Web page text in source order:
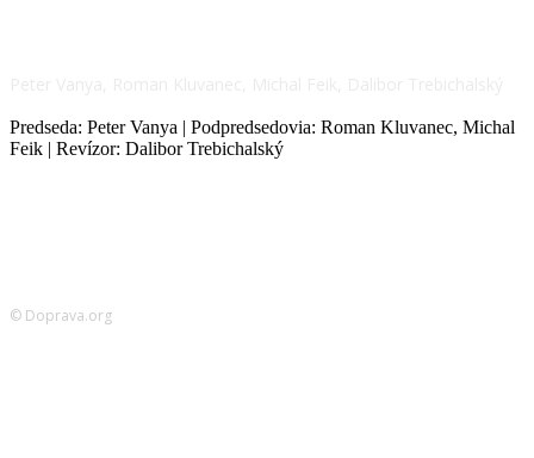
Predseda: Peter Vanya | Podpredsedovia: Roman Kluvanec, Michal
Feik | Revízor: Dalibor Trebichalský
© Doprava.org